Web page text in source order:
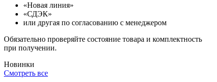
«Новая линия»
«СДЭК»
или другая по согласованию с менеджером
Обязательно проверяйте состояние товара и комплектность
при получении.
Новинки
Смотреть все